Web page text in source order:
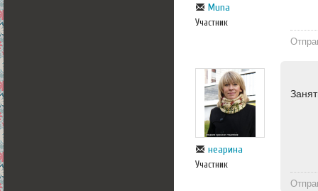
Muna
Участник
неарина
Участник